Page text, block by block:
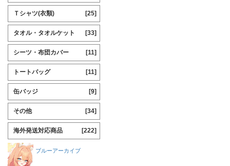
Ｔシャツ(衣類) [25]
タオル・タオルケット [33]
シーツ・布団カバー [11]
トートバッグ [11]
缶バッジ [9]
その他 [34]
海外発送対応商品 [222]
ブルーアーカイブ